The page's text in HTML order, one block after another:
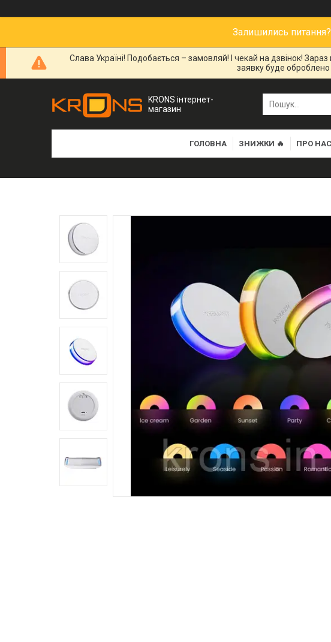
Залишились
Слава Україні! Подобається – замовляй! І чекай на дзвінок!
заявку буде
KRONS інтернет-
магазин
ГОЛОВНА ЗНИЖКИ 🔥 ПРО НАС